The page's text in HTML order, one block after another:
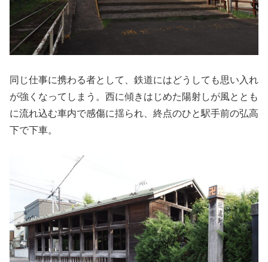
同じ仕事に携わる者として、鉄道にはどうしても思い入れ
が強くなってしまう。西に傾きはじめた陽射しが風ととも
に流れ込む車内で感傷に揺られ、終点のひと駅手前の弘高
下で下車。